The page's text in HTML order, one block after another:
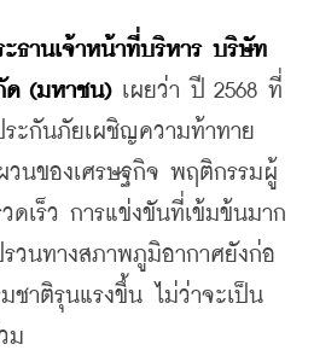
ธานเจ้าหน้าที่บริหาร บริษัท
ด (มหาชน) เผยว่า ปี 2568 ที่
ะกันภัยเผชิญความท้าทาย
นของเศรษฐกิจ พฤติกรรมผู้
ดเร็ว การแข่งขันที่เข้มข้นมาก
วนทางสภาพภูมิอากาศยังก่อ
ชาติรุนแรงขึ้น ไม่ว่าจะเป็น
ม